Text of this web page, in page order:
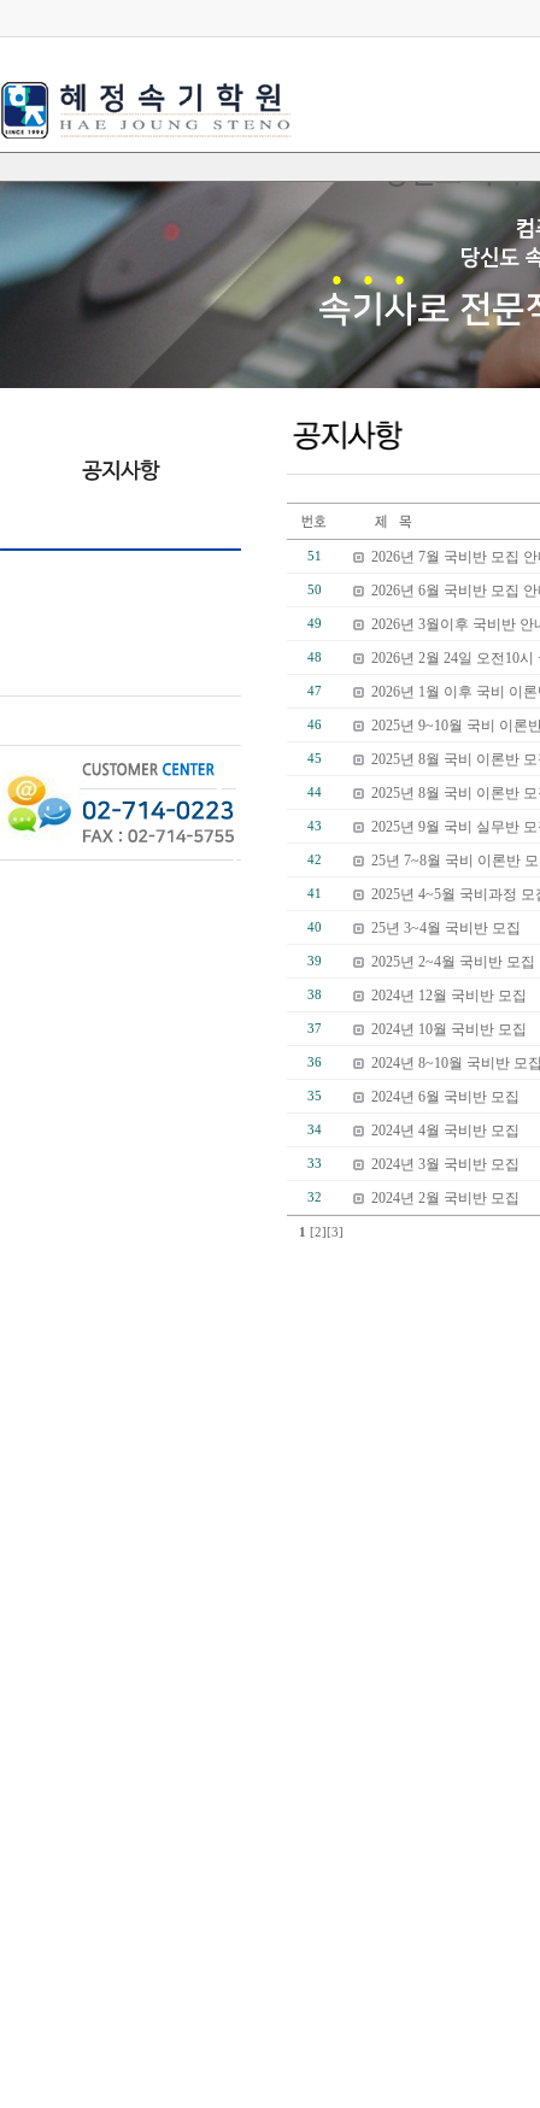
51 2026년 7월 국비반 모집
50 2026년 6월 국비반 모집
49 2026년 3월이후 국비반 안
48 2026년 2월 24일 오전10
47 2026년 1월 이후 국비 이
46 2025년 9~10월 국비 이론
45 2025년 8월 국비 이론반
44 2025년 8월 국비 이론반
43 2025년 9월 국비 실무반
42 25년 7~8월 국비 이론반
41 2025년 4~5월 국비과정 모
40 25년 3~4월 국비반 모집
39 2025년 2~4월 국비반 모집
38 2024년 12월 국비반 모집
37 2024년 10월 국비반 모집
36 2024년 8~10월 국비반 모
35 2024년 6월 국비반 모집
34 2024년 4월 국비반 모집
33 2024년 3월 국비반 모집
32 2024년 2월 국비반 모집
1 [2] [3]